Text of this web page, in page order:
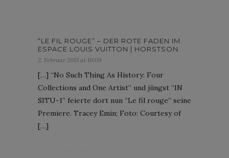
“LE FIL ROUGE” – DER ROTE FADEN IM
ESPACE LOUIS VUITTON | HORSTSON
2. Februar 2015 at 10:09
[…] “No Such Thing As History: Four
Collections and One Artist” und jüngst “IN
SITU-1” feierte dort nun “Le fil rouge” seine
Premiere. Tracey Emin; Foto: Courtesy of
[…]